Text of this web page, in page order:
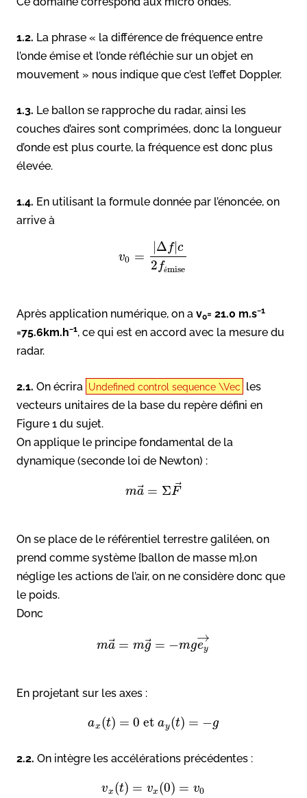
1.2. La phrase « la différence de fréquence entre
l’onde émise et l’onde réfléchie sur un objet en
mouvement » nous indique que c’est l’effet Doppler.
1.3. Le ballon se rapproche du radar, ainsi les
couches d’aires sont comprimées, donc la longueur
d’onde est plus courte, la fréquence est donc plus
élevée.
1.4. En utilisant la formule donnée par l’énoncée, on
arrive à
v0 =
Δ f| c
2 fémise
Après application numérique, on a v0= 21.0 m.s−1
=75.6km.h−1, ce qui est en accord avec la mesure du
radar.
2.1. On écrira Undefined control sequence \Vec
les
vecteurs unitaires de la base du repère défini en
Figure 1 du sujet.
On applique le principe fondamental de la
dynamique (seconde loi de Newton) :
ma⃗ = ΣF
On se place de le référentiel terrestre galiléen, on
prend comme système {ballon de masse m},on
néglige les actions de l’air, on ne considère donc que
le poids.
Donc
ma⃗ = mg = −mgey
→
En projetant sur les axes :
ax (t) = 0 etay(t) = −g
2.2. On intègre les accélérations précédentes :
vx (t) = vx (0) = v0